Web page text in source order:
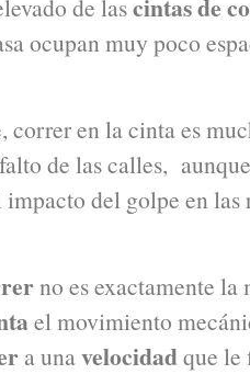
de lascintas de
ocupan muy poco
correr en la cinta es
de las calles,
del golpe en las
no es exactamente la
el movimiento
a unavelocidadque le